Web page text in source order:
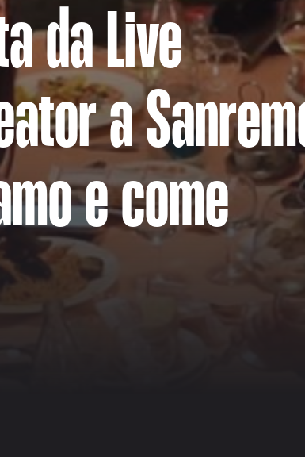
da Live
a
e come